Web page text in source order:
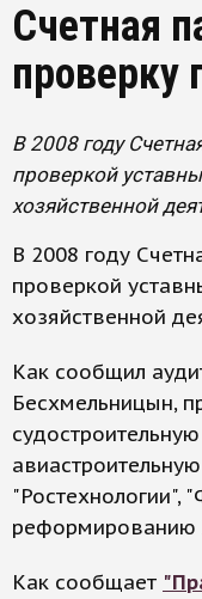
Счетная
проверку
В 2008 году
проверкой
хозяйственной
В 2008 году
проверкой
хозяйственной
Как сообщил
Бесхмельницын,
"Ростехнологии",
реформированию
Как сообщает